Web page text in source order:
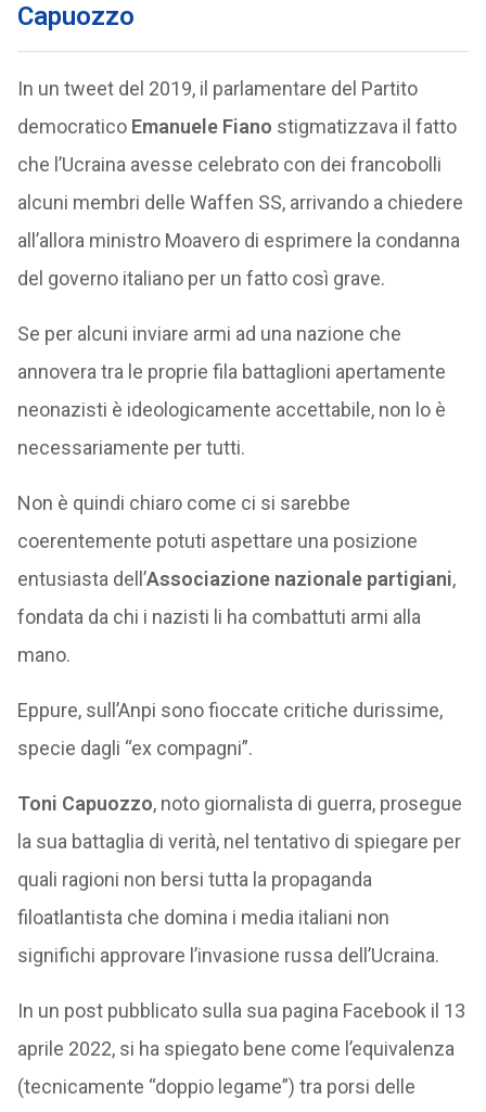
Capuozzo
In un tweet del 2019, il parlamentare del Partito
democraticoEmanuele Fiano stigmatizzava il fatto
che l’Ucraina avesse celebrato con dei francobolli
alcuni membri delle Waffen SS, arrivando a chiedere
all’allora ministro Moavero di esprimere la condanna
del governo italiano per un fatto così grave.
Se per alcuni inviare armi ad una nazione che
annovera tra le proprie fila battaglioni apertamente
neonazisti è ideologicamente accettabile, non lo è
necessariamente per tutti.
Non è quindi chiaro come ci si sarebbe
coerentemente potuti aspettare una posizione
entusiasta dell’Associazione nazionale partigiani,
fondata da chi i nazisti li ha combattuti armi alla
mano.
Eppure, sull’Anpi sono fioccate critiche durissime,
specie dagli “ex compagni”.
Toni Capuozzo, noto giornalista di guerra, prosegue
la sua battaglia di verità, nel tentativo di spiegare per
quali ragioni non bersi tutta la propaganda
filoatlantista che domina i media italiani non
significhi approvare l’invasione russa dell’Ucraina.
In un post pubblicato sulla sua pagina Facebook il 13
aprile 2022, si ha spiegato bene come l’equivalenza
(tecnicamente “doppio legame”) tra porsi delle